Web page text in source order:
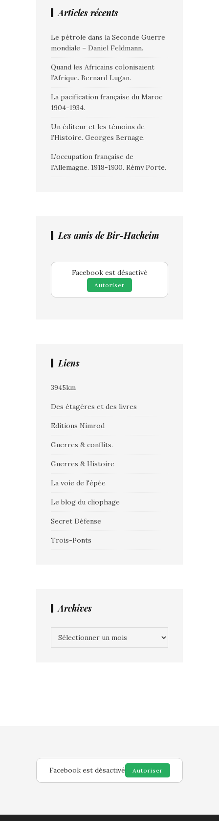
Articles récents
Le pétrole dans la Seconde Guerre
mondiale – Daniel Feldmann.
Quand les Africains colonisaient
l’Afrique. Bernard Lugan.
La pacification française du Maroc
1904-1934.
Un éditeur et les témoins de
l’Histoire. Georges Bernage.
L’occupation française de
l’Allemagne. 1918-1930. Rémy Porte.
Les amis de Bir-Hacheim
Facebook est désactivé
Autoriser
Liens
3945km
Des étagères et des livres
Editions Nimrod
Guerres & conflits.
Guerres & Histoire
La voie de l'épée
Le blog du cliophage
Secret Défense
Trois-Ponts
Archives
Facebook est désactivé Autoriser